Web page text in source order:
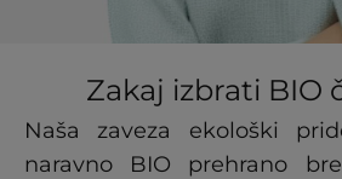
Zakaj izbrati BIO
Naša zaveza ekološki
naravno BIO prehrano